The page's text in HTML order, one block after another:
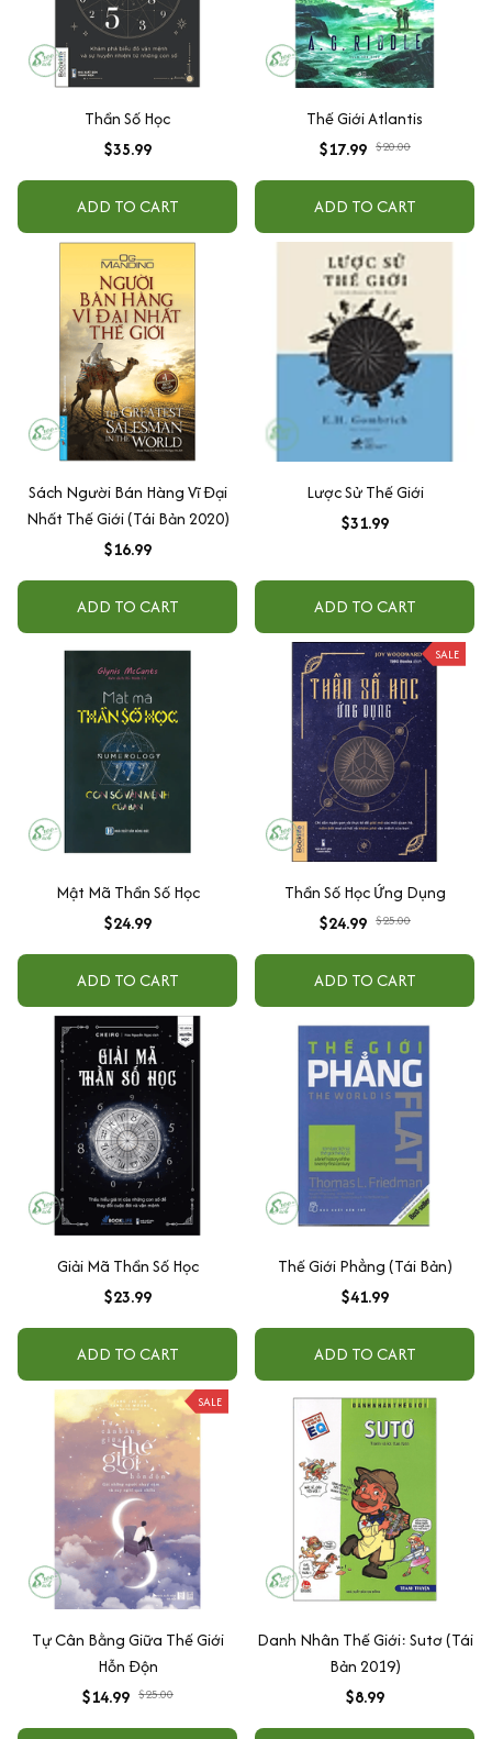
Thần Số Học
$35.99
ADD TO CART
Thế Giới Atlantis
$17.99 $20.00
ADD TO CART
Sách Người Bán Hàng Vĩ Đại
Nhất Thế Giới (Tái Bản 2020)
$16.99
ADD TO CART
Lược Sử Thế Giới
$31.99
ADD TO CART
Mật Mã Thần Số Học
$24.99
ADD TO CART
SALE
Thần Số Học Ứng Dụng
$24.99 $25.00
ADD TO CART
Giải Mã Thần Số Học
$23.99
ADD TO CART
Thế Giới Phẳng (Tái Bản)
$41.99
ADD TO CART
SALE
Tự Cân Bằng Giữa Thế Giới
Hỗn Độn
$14.99 $25.00
Danh Nhân Thế Giới: Sutơ (Tái
Bản 2019)
$8.99